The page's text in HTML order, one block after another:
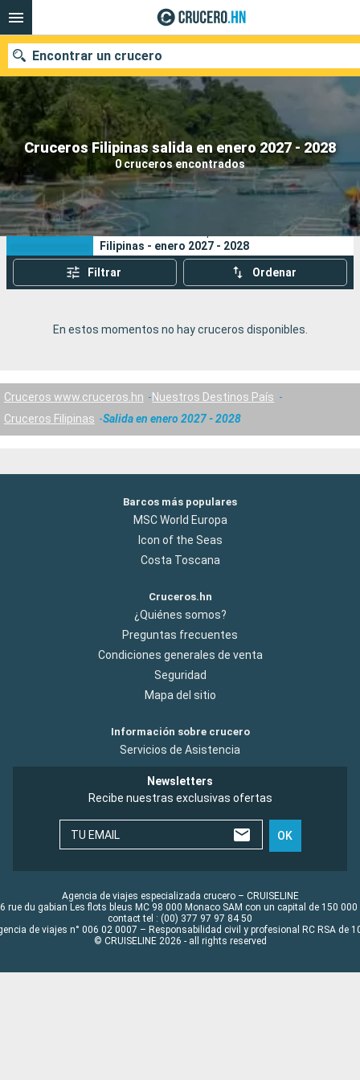
Cruceros Filipinas salida en enero 2027 - 2028
0 cruceros encontrados
Encontrar un crucero
Nuestros destinos
Fecha de salida
Puertos Compañías
Buscar
Sus criterios de búsqueda:
Filipinas - enero 2027 - 2028
Filtrar Ordenar
En estos momentos no hay cruceros disponibles.
Cruceros www.cruceros.hn
Nuestros Destinos País
Cruceros Filipinas
Salida en enero 2027 - 2028
Barcos más populares
MSC World Europa
Icon of the Seas
Costa Toscana
Cruceros.hn
¿Quiénes somos?
Preguntas frecuentes
Condiciones generales de venta
Seguridad
Mapa del sitio
Información sobre crucero
Servicios de Asistencia
Newsletters
Recibe nuestras exclusivas ofertas
TU EMAIL OK
Agencia de viajes especializada crucero – CRUISELINE
rue du gabian Les flots bleus MC 98 000 Monaco SAM con un capital de 150 000
contact tel : (00) 377 97 97 84 50
de viajes n° 006 02 0007 – Responsabilidad civil y profesional RC RSA de
© CRUISELINE 2026 - all rights reserved